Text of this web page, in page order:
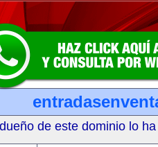
de este dominio lo